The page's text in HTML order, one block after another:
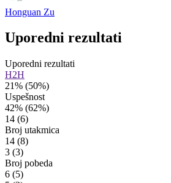
Honguan Zu
Uporedni rezultati
Uporedni rezultati
H2H
21% (50%)
Uspešnost
42% (62%)
14 (6)
Broj utakmica
14 (8)
3 (3)
Broj pobeda
6 (5)